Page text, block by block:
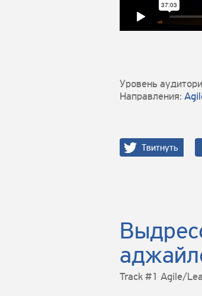
Уровень
Направления:
Твитнуть
Track #1 Agile/